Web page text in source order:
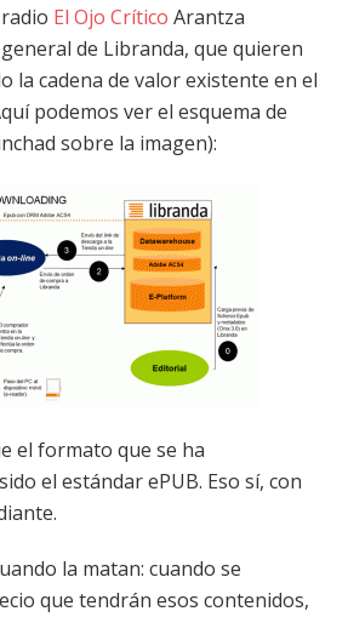
El Ojo Crítico Arantza
de Libranda, que quieren
la cadena de valor existente en el
podemos ver el esquema de
sobre la imagen):
el formato que se ha
el estándar ePUB. Eso sí, con
la matan: cuando se
que tendrán esos contenidos,